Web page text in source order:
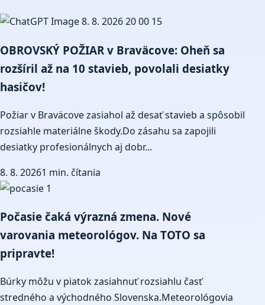
OBROVSKÝ POŽIAR v Braväcove: Oheň sa
rozšíril až na 10 stavieb, povolali desiatky
hasičov!
Požiar v Braväcove zasiahol až desať stavieb a spôsobil
rozsiahle materiálne škody.Do zásahu sa zapojili
desiatky profesionálnych aj dobr...
8. 8. 20261 min. čítania
Počasie čaká výrazná zmena. Nové
varovania meteorológov. Na TOTO sa
pripravte!
Búrky môžu v piatok zasiahnuť rozsiahlu časť
stredného a východného Slovenska.Meteorológovia